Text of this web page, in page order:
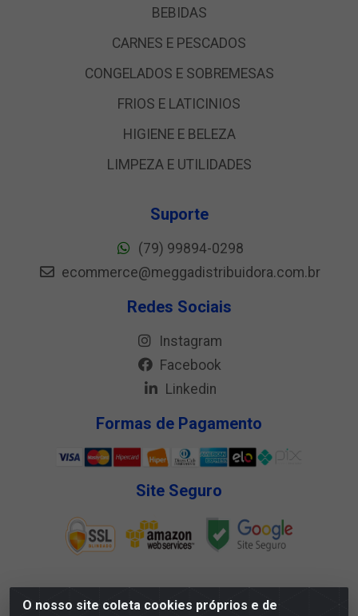
O nosso site coleta cookies próprios e de
BEBIDAS
CARNES E PESCADOS
CONGELADOS E SOBREMESAS
FRIOS E LATICINIOS
HIGIENE E BELEZA
LIMPEZA E UTILIDADES
Suporte
(79) 99894-0298
ecommerce@meggadistribuidora.com.br
Redes Sociais
Instagram
Facebook
Linkedin
Formas de Pagamento
Site Seguro